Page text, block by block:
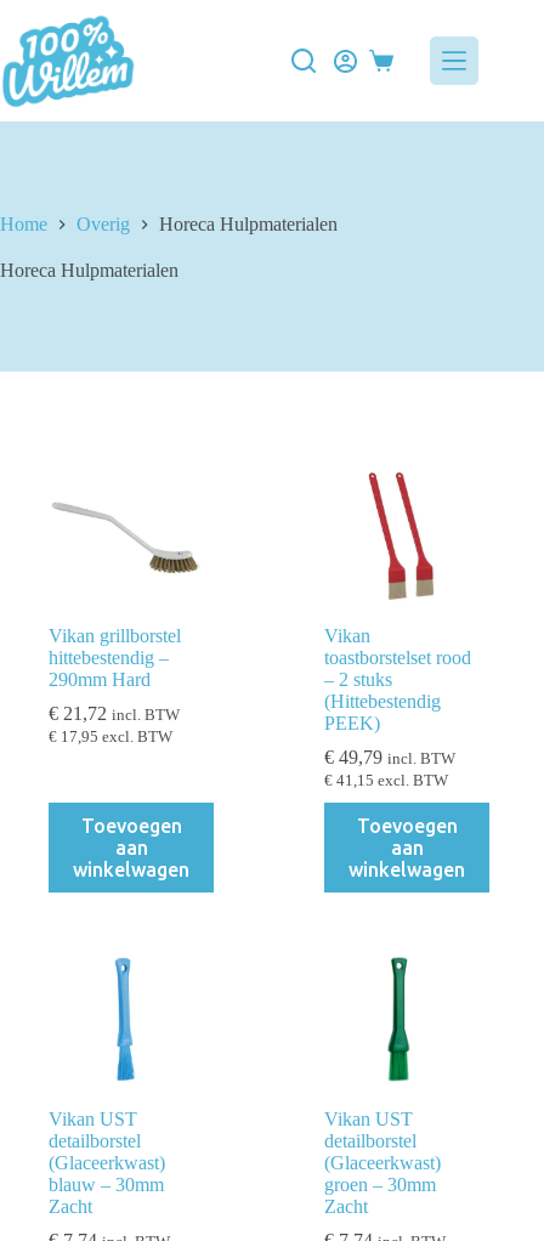
naar
inhoud
Winkelwagen
Home Overig Horeca Hulpmaterialen
Horeca Hulpmaterialen
Vikan grillborstel
hittebestendig –
290mm Hard
€ 21,72 incl. BTW
€ 17,95 excl. BTW
Toevoegen
aan
winkelwagen
Vikan
toastborstelset rood
– 2 stuks
(Hittebestendig
PEEK)
€ 49,79 incl. BTW
€ 41,15 excl. BTW
Toevoegen
aan
winkelwagen
Vikan UST
detailborstel
(Glaceerkwast)
blauw – 30mm
Zacht
Vikan UST
detailborstel
(Glaceerkwast)
groen – 30mm
Zacht